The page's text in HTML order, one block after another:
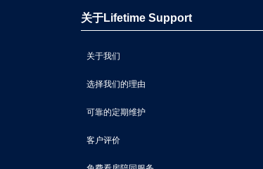
关于Lifetime Support
关于我们
选择我们的理由
可靠的定期维护
客户评价